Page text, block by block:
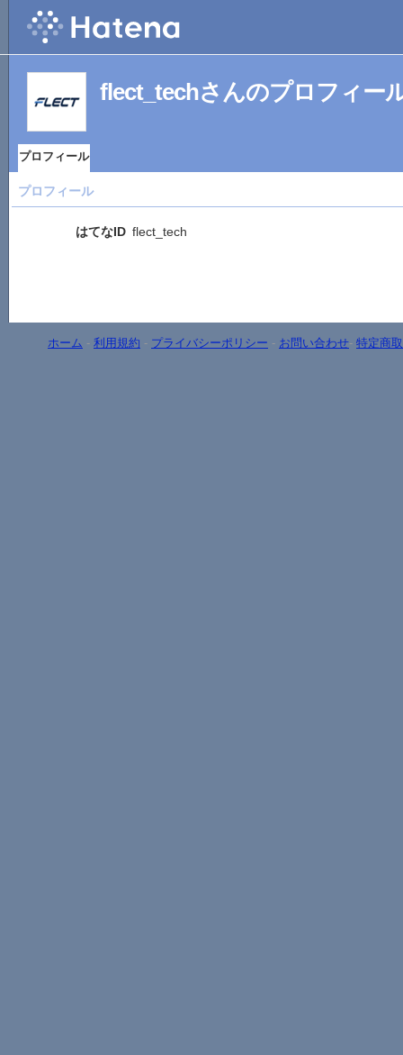
flect_techさんのプロフィー
プロフィール
プロフィール
はてなID flect_tech
ホーム - 利用規約 - プライバシーポリシー - お問い合わせ- 特定商